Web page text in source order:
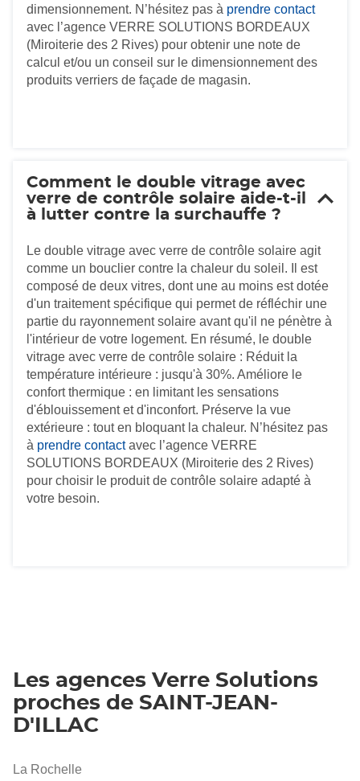
dimensionnement. N’hésitez pas à prendre contact
avec l’agence VERRE SOLUTIONS BORDEAUX
(Miroiterie des 2 Rives) pour obtenir une note de
calcul et/ou un conseil sur le dimensionnement des
produits verriers de façade de magasin.
Comment le double vitrage avec
verre de contrôle solaire aide-t-il
à lutter contre la surchauffe ?
Le double vitrage avec verre de contrôle solaire agit
comme un bouclier contre la chaleur du soleil. Il est
composé de deux vitres, dont une au moins est dotée
d'un traitement spécifique qui permet de réfléchir une
partie du rayonnement solaire avant qu'il ne pénètre à
l'intérieur de votre logement. En résumé, le double
vitrage avec verre de contrôle solaire : Réduit la
température intérieure : jusqu'à 30%. Améliore le
confort thermique : en limitant les sensations
d'éblouissement et d'inconfort. Préserve la vue
extérieure : tout en bloquant la chaleur. N’hésitez pas
à prendre contactavec l’agence VERRE
SOLUTIONS BORDEAUX (Miroiterie des 2 Rives)
pour choisir le produit de contrôle solaire adapté à
votre besoin.
Les agences Verre Solutions
proches de SAINT-JEAN-
D'ILLAC
La Rochelle